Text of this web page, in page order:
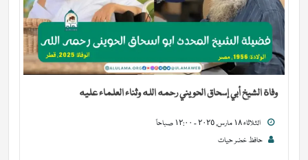
وفاة الشيخ أبي إسحاق الحويني رحمه الله وثناء العلماء عليه
الثلاثاء ١٨ مارس, ٢٠٢٥ - ١٢:٠٠ صباحاً
حافظ خضر حیات